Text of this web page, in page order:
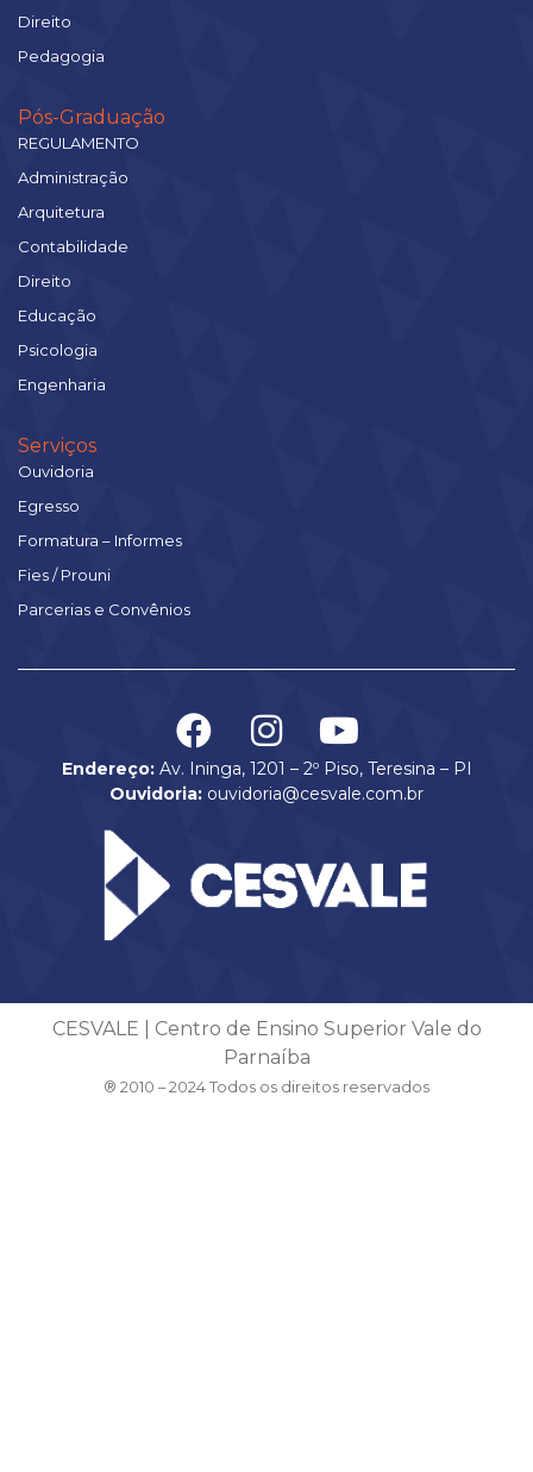
Direito
Pedagogia
Pós-Graduação
REGULAMENTO
Administração
Arquitetura
Contabilidade
Direito
Educação
Psicologia
Engenharia
Serviços
Ouvidoria
Egresso
Formatura – Informes
Fies / Prouni
Parcerias e Convênios
Endereço:Av. Ininga, 1201 – 2º Piso, Teresina – PI
Ouvidoria: ouvidoria@cesvale.com.br
CESVALE | Centro de Ensino Superior Vale do
Parnaíba
® 2010 – 2024 Todos os direitos reservados